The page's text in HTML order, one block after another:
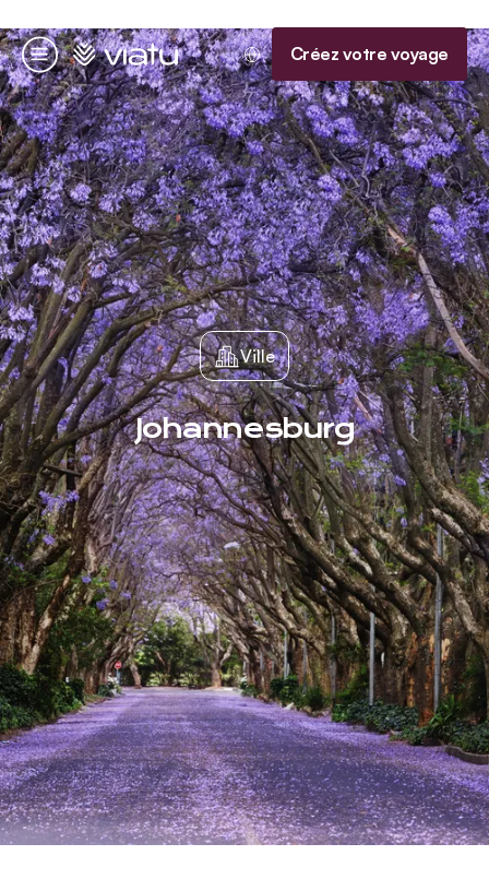
Menu
Accueil Créez votre voyage
Ville
Johannesburg